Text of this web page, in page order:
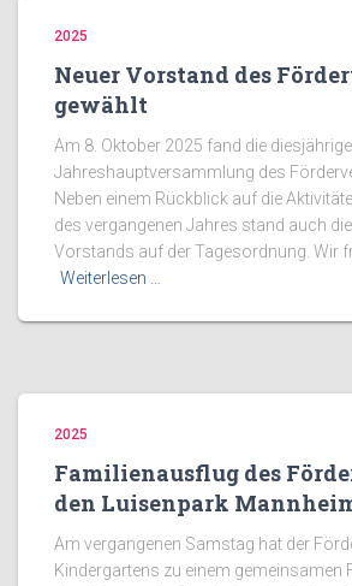
2025
Neuer Vorstand des
gewählt
Am 8. Oktober 2025 fand die diesjährige
Jahreshauptversammlung des
Neben einem Rückblick auf die
des vergangenen Jahres stand auch
Vorstands auf der Tagesordnung. Wir
Weiterlesen …
2025
Familienausflug des
den Luisenpark
Am vergangenen Samstag hat der
Kindergartens zu einem gemeinsamen